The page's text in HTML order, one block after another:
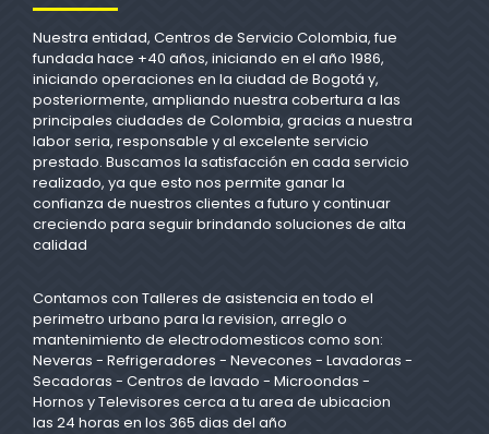
Nuestra entidad, Centros de Servicio Colombia, fue
fundada hace +40 años, iniciando en el año 1986,
iniciando operaciones en la ciudad de Bogotá y,
posteriormente, ampliando nuestra cobertura a las
principales ciudades de Colombia, gracias a nuestra
labor seria, responsable y al excelente servicio
prestado. Buscamos la satisfacción en cada servicio
realizado, ya que esto nos permite ganar la
confianza de nuestros clientes a futuro y continuar
creciendo para seguir brindando soluciones de alta
calidad
Contamos con Talleres de asistencia en todo el
perimetro urbano para la revision, arreglo o
mantenimiento de electrodomesticos como son:
Neveras - Refrigeradores - Nevecones - Lavadoras -
Secadoras - Centros de lavado - Microondas -
Hornos y Televisores cerca a tu area de ubicacion
las 24 horas en los 365 dias del año